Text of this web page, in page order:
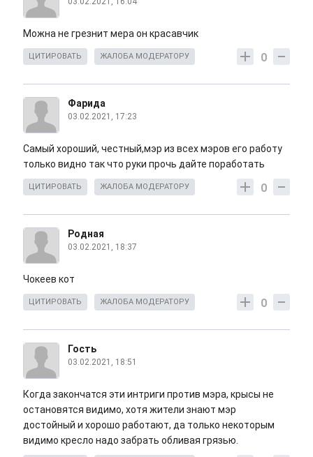
Можна не грезнит мера он красавчик
0
ЦИТИРОВАТЬ ЖАЛОБА МОДЕРАТОРУ
Фарида
03.02.2021, 17:23
Самый хороший, честный,мэр из всех мэров его работу
только видно так что руки прочь дайте поработать
0
ЦИТИРОВАТЬ ЖАЛОБА МОДЕРАТОРУ
Родная
03.02.2021, 18:37
Чокеев кот
0
ЦИТИРОВАТЬ ЖАЛОБА МОДЕРАТОРУ
Гость
03.02.2021, 18:51
Когда закончатся эти интриги против мэра, крысы не
остановятся видимо, хотя жители знают мэр
достойный и хорошо работают, да только некоторым
видимо кресло надо забрать обливая грязью.